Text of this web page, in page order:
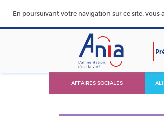
En poursuivant votre navigation sur ce site, vous
AFFAIRES SOCIALES